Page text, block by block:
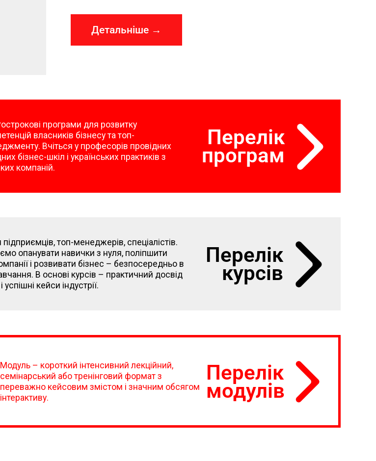
Детальніше →
програми для розвитку
власників бізнесу та топ-
Вчіться у професорів провідних
бізнес-шкіл і українських практиків з
компаній.
Перелік
програм
топ-менеджерів, спеціалістів.
опанувати навички з нуля, поліпшити
і розвивати бізнес – безпосередньо в
В основі курсів – практичний досвід
успішні кейси індустрії.
Перелік
курсів
Модуль – короткий інтенсивний лекційний,
семінарський або тренінговий формат з
переважно кейсовим змістом і значним обсягом
інтерактиву.
Перелік
модулів